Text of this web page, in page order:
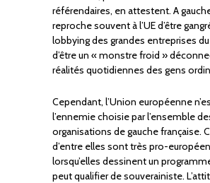
référendaires, en attestent. A
reproche souvent à l’UE d’être
lobbying des grandes entreprises
d’être un « monstre froid »
réalités quotidiennes des gens
Cependant, l’Union européenne
l’ennemie choisie par l’ensemble
organisations de gauche française.
d’entre elles sont très pro-
lorsqu’elles dessinent un
peut qualifier de souverainiste.